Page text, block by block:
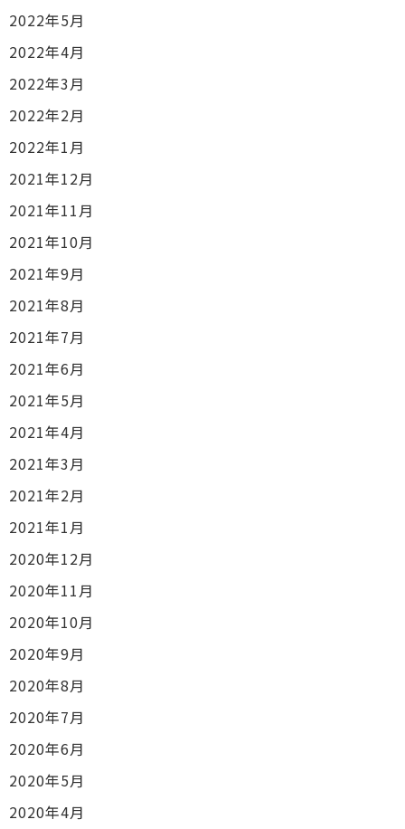
2022年5月
2022年4月
2022年3月
2022年2月
2022年1月
2021年12月
2021年11月
2021年10月
2021年9月
2021年8月
2021年7月
2021年6月
2021年5月
2021年4月
2021年3月
2021年2月
2021年1月
2020年12月
2020年11月
2020年10月
2020年9月
2020年8月
2020年7月
2020年6月
2020年5月
2020年4月